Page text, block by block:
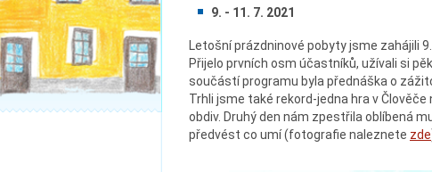
9. - 11. 7. 2021
Letošní prázdninové pobyty jsme zahájili
Přijelo prvních osm účastníků, užívali si
součástí programu byla přednáška o
Trhli jsme také rekord-jedna hra v
obdiv. Druhý den nám zpestřila oblíbená
předvést co umí (fotografie naleznete zde